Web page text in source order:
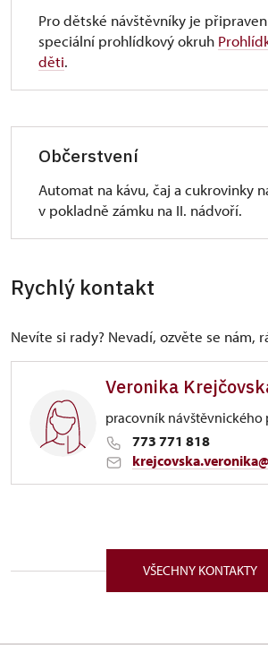
Pro dětské návštěvníky je připraven
speciální prohlídkový okruh
děti.
Občerstvení
Automat na kávu, čaj a cukrovinky
v pokladně zámku na II. nádvoří.
Rychlý kontakt
Nevíte si rady? Nevadí, ozvěte se nám,
Veronika
pracovník návštěvnického
773 771 818
VŠECHNY KONTAKTY